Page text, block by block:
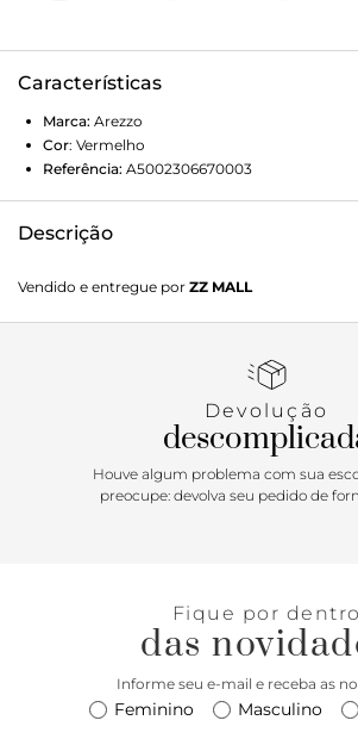
Características
Marca: Arezzo
Cor: Vermelho
Referência: A5002306670003
Descrição
Vendido e entregue por ZZ MALL
Devolução
Houve algum problema com sua
preocupe: devolva seu pedido de
Fique por dentro
das
Informe seu e-mail e receba as
Feminino Masculino